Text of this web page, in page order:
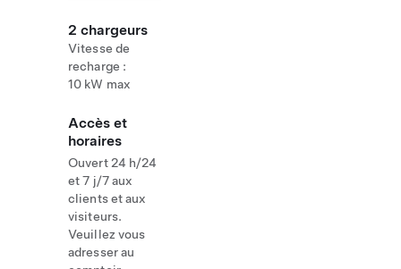
2 chargeurs
Vitesse de
recharge :
10 kW max
Accès et
horaires
Ouvert 24 h/24
et 7 j/7 aux
clients et aux
visiteurs.
Veuillez vous
adresser au